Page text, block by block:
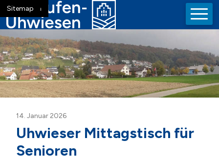
Navigieren in der Gemeinde
Schnellnavigation
Home
Navigation
Inhalt
Suche
Sitemap
Uhwieser Mittagstisch für
Senioren
14. Januar 2026